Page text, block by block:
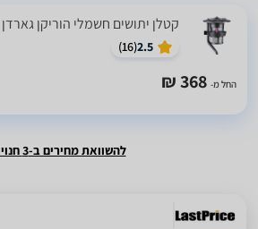
‏קטלן יתושים חשמלי הוריקן גארדן Green Place
2.5
(
16
)
החל מ- 368 ₪
להשוואת מחירים ב-3 חנויות